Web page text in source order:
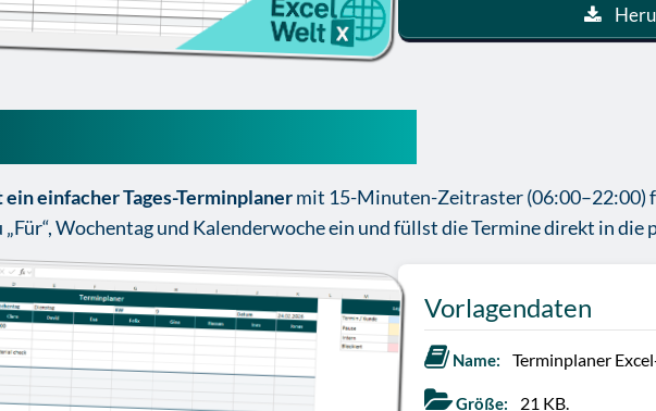
ein einfacher Tages-Terminplanermit 15-Minuten-Zeitraster (06:00–22:00)
Wochentag und Kalenderwoche ein und füllst die Termine direkt in die
Vorlagendaten
Name: Terminplaner
Größe: 21 KB.